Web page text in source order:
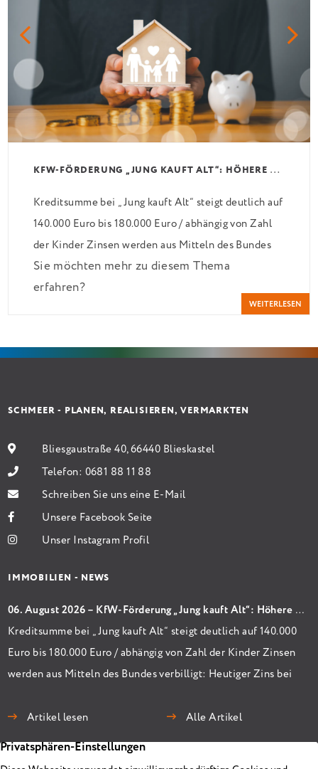
K
FW-FÖRDERUNG „JUNG KAUFT ALT“: HÖHERE KREDITE AB AUGUST 2026
Kreditsumme bei „Jung kauft Alt“ steigt deutlich auf
140.000 Euro bis 180.000 Euro / abhängig von Zahl
der Kinder Zinsen werden aus Mitteln des Bundes
verbilligt: Heutiger Zins bei 0,53 Prozent effektiv
bei 35 Jahren Laufzeit und 10 Jahren Zinsbindung
Antragstellende verpflichten sich zu energetischer
Sanierung in Einzelmaßnahmen […]
Sie möchten mehr zu diesem Thema
erfahren?
WEITERLESEN
SCHMEER - PLANEN, REALISIEREN, VERMARKTEN
Bliesgaustraße 40, 66440 Blieskastel
Telefon: 0681 88 11 88
Schreiben Sie uns eine E-Mail
Unsere Facebook Seite
Unser Instagram Profil
IMMOBILIEN - NEWS
06. August 2026 – KfW-Förderung „Jung kauft Alt“: Höhere Kredite ab August 2026
Kreditsumme bei „Jung kauft Alt“ steigt deutlich auf 140.000
Euro bis 180.000 Euro / abhängig von Zahl der Kinder Zinsen
werden aus Mitteln des Bundes verbilligt: Heutiger Zins bei
Zinsbindung Antragstellende verpflichten sich zu
energetischer Sanierung binnen 54 Monaten nach
Artikel lesen Alle Artikel